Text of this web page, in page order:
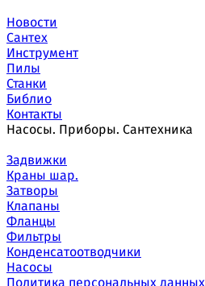
Новости
Сантех
Инструмент
Пилы
Станки
Библио
Контакты
Насосы. Приборы. Сантехника
Задвижки
Краны шар.
Затворы
Клапаны
Фланцы
Фильтры
Конденсатоотводчики
Насосы
Политика персональных данных